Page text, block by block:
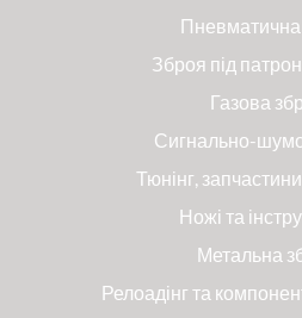
Пневматична
Зброя під
Газова
Сигнально-
Тюнінг,
Ножі та
Метальна
Релоадінг та